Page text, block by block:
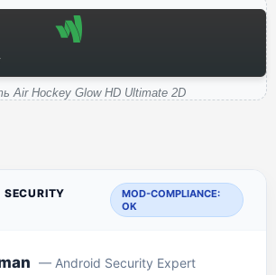
Air Hockey Glow HD Ultimate 2D
MOD-COMPLIANCE:
OK
— Android Security Expert